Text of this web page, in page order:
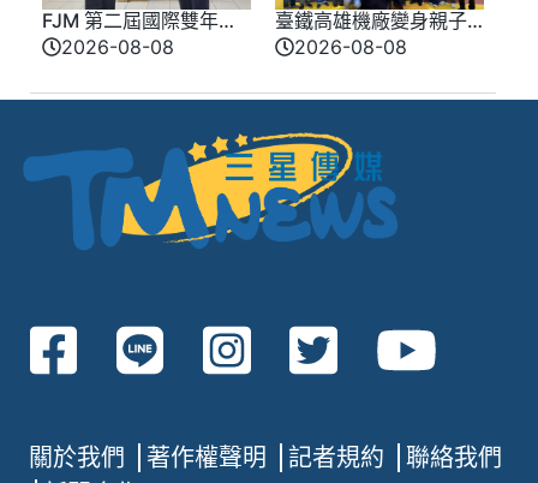
FJM 第二屆國際雙年會
9 月台南登場 同步啟動
2026-08-08
臺鐵高雄機廠變身親子
樂園 陳其邁：讓歷史
2026-08-08
關於我們 著作權聲明 記者規約
聯絡我們